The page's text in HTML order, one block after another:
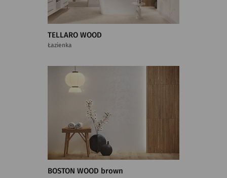
TELLARO WOOD
Łazienka
BOSTON WOOD brown